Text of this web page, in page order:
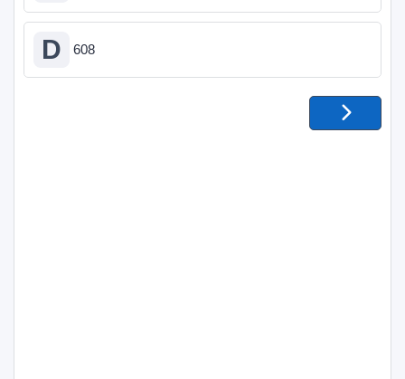
D 608